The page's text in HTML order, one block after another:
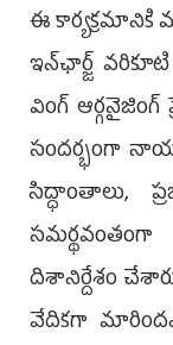
ఈ కార్యక్రమానికి
ఇన్‌ఛార్జ్
వింగ్
సందర్భంగా
సిద్ధాంతాలు,
దిశానిర్దేశం
వేదికగా